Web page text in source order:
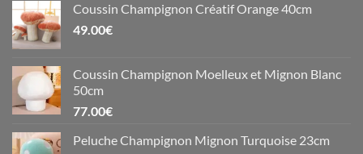
Coussin Champignon Créatif Orange 40cm
49.00€
Coussin Champignon Moelleux et Mignon Blanc
50cm
77.00€
Peluche Champignon Mignon Turquoise 23cm